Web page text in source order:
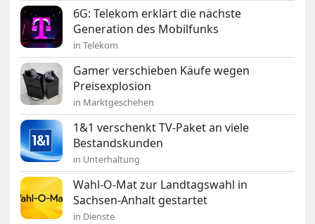
6G: Telekom erklärt die nächste
Generation des Mobilfunks
in Telekom
Gamer verschieben Käufe wegen
Preisexplosion
in Marktgeschehen
1&1 verschenkt TV-Paket an viele
Bestandskunden
in Unterhaltung
Wahl-O-Mat zur Landtagswahl in
Sachsen-Anhalt gestartet
in Dienste